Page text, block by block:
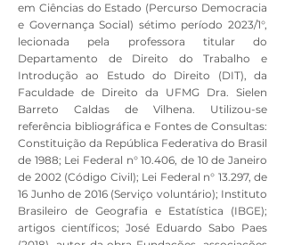
em Ciências do Estado (Percurso Democracia
e Governança Social) sétimo período 2023/1°,
lecionada pela professora titular do
Departamento de Direito do Trabalho e
Introdução ao Estudo do Direito (DIT), da
Faculdade de Direito da UFMG Dra. Sielen
Barreto Caldas de Vilhena. Utilizou-se
referência bibliográfica e Fontes de Consultas:
Constituição da República Federativa do Brasil
de 1988; Lei Federal n° 10.406, de 10 de Janeiro
de 2002 (Código Civil); Lei Federal n° 13.297, de
16 Junho de 2016 (Serviço voluntário); Instituto
Brasileiro de Geografia e Estatística (IBGE);
artigos científicos; José Eduardo Sabo Paes